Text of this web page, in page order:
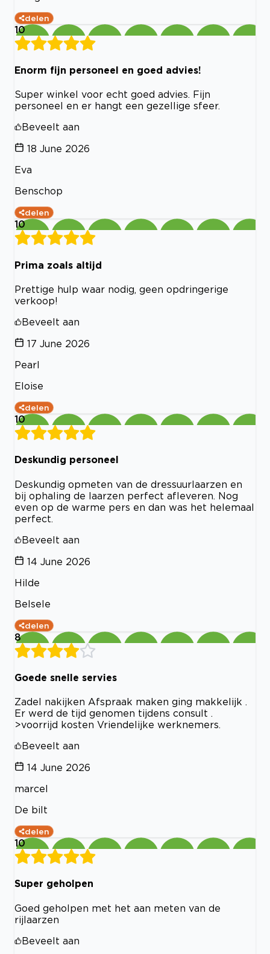
delen
10
Enorm fijn personeel en goed advies!
Super winkel voor echt goed advies. Fijn
personeel en er hangt een gezellige sfeer.
Beveelt aan
18 June 2026
Eva
Benschop
delen
10
Prima zoals altijd
Prettige hulp waar nodig, geen opdringerige
verkoop!
Beveelt aan
17 June 2026
Pearl
Eloise
delen
10
Deskundig personeel
Deskundig opmeten van de dressuurlaarzen en
bij ophaling de laarzen perfect afleveren. Nog
even op de warme pers en dan was het helemaal
perfect.
Beveelt aan
14 June 2026
Hilde
Belsele
delen
8
Goede snelle servies
Zadel nakijken Afspraak maken ging makkelijk .
Er werd de tijd genomen tijdens consult .
>voorrijd kosten Vriendelijke werknemers.
Beveelt aan
14 June 2026
marcel
De bilt
delen
10
Super geholpen
Goed geholpen met het aan meten van de
rijlaarzen
Beveelt aan